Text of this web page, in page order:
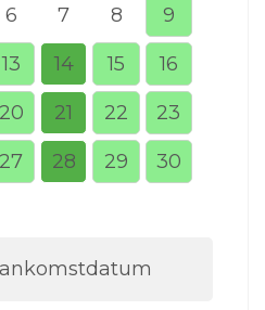
6 7 8 9
13 14 15 16
20 21 22 23
27 28 29 30